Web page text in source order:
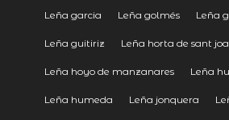
Leña garcia Leña golmés Leña
Leña guitiriz Leña horta de sant
Leña hoyo de manzanares Leña
Leña humeda Leña jonquera